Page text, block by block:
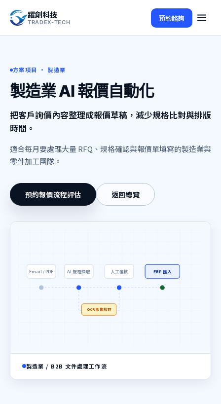
躍創科技
TRADEX-TECH 預約諮詢
方案項目 · 製造業
製造業 AI 報價自動化
把客戶詢價內容整理成報價草稿，減少規格比對與排版
時間。
適合每月要處理大量 RFQ、規格確認與報價單填寫的製造業與
零件加工團隊。
預約報價流程評估 返回總覽
Email / PDF AI 規格擷取 人工覆核 ERP 匯入
OCR 影像校對
製造業 / B2B 文件處理工作流